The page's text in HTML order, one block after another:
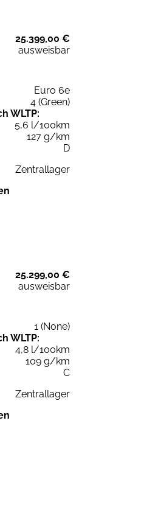
25.399,00 €
ausweisbar
Euro 6e
4 (Green)
WLTP:
5,6 l/100km
127 g/km
D
Zentrallager
25.299,00 €
ausweisbar
1 (None)
WLTP:
4,8 l/100km
109 g/km
C
Zentrallager